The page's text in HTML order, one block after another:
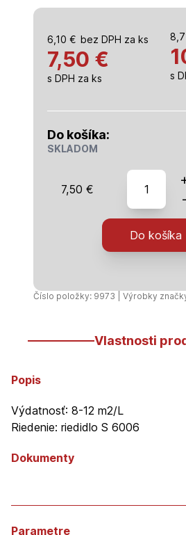
6,10 € bez DPH za ks
7,50 €
s DPH za ks s
Do košíka:
SKLADOM
7,50 €
množstvo
Slovlux
tenkovrstvá
lazúra
palisander
-
Do košíka
Číslo položky: 9973 | Výrobky
Vlastnosti
Popis
Výdatnosť: 8-12 m2/L
Riedenie: riedidlo S 6006
Dokumenty
Parametre